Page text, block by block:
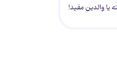
والدین مفید!